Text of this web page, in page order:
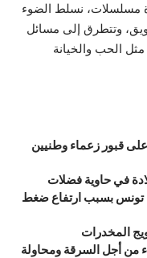
نسلط الضوء
وتتطرق إلى مسائل
الحب والخيانة
قبور زعماء وطنيين
في حاوية فضلات
تونس بسبب ارتفاع ضغط
المخدرات
من أجل السرقة ومحاولة